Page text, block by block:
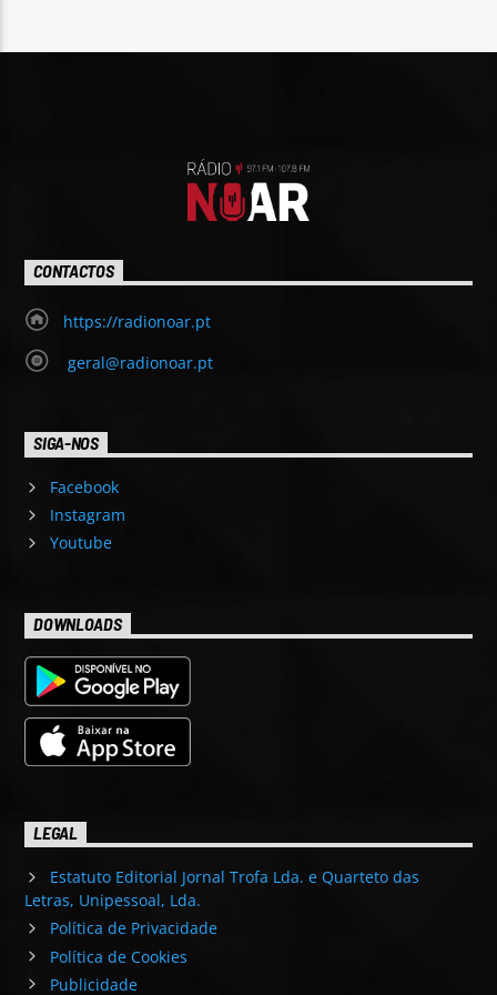
CONTACTOS
https://radionoar.pt
geral@radionoar.pt
SIGA-NOS
Facebook
Instagram
Youtube
DOWNLOADS
LEGAL
Estatuto Editorial Jornal Trofa Lda. e Quarteto das
Letras, Unipessoal, Lda.
Política de Privacidade
Política de Cookies
Publicidade